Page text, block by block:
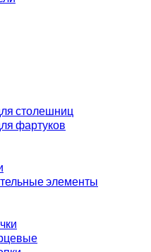
столешниц
фартуков
элементы